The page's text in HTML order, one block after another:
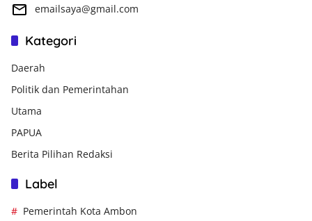
emailsaya@gmail.com
Kategori
Daerah
Politik dan Pemerintahan
Utama
PAPUA
Berita Pilihan Redaksi
Label
Pemerintah Kota Ambon